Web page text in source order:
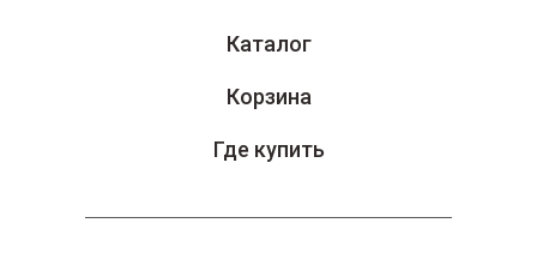
Каталог
Корзина
Где купить